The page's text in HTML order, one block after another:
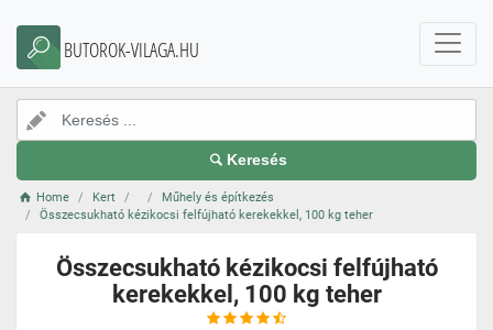
BUTOROK-VILAGA.HU
Keresés
Home Kert
Műhely és építkezés
Összecsukható kézikocsi felfújható kerekekkel, 100 kg teher
Összecsukható kézikocsi felfújható
kerekekkel, 100 kg teher